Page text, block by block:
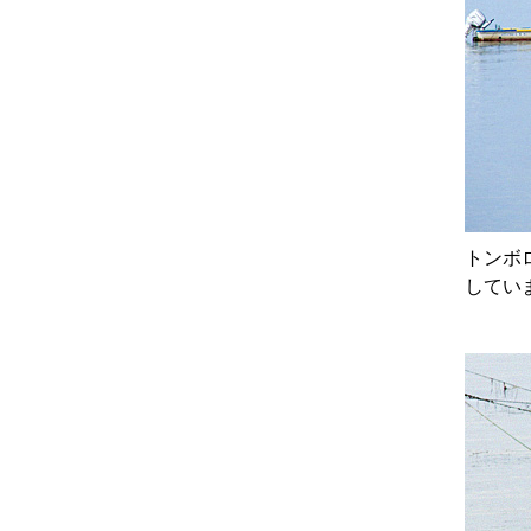
トン
してい